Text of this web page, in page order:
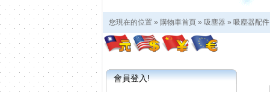
您現在的位置 » 購物車首頁 » 吸塵器 » 吸塵器配件
會員登入!